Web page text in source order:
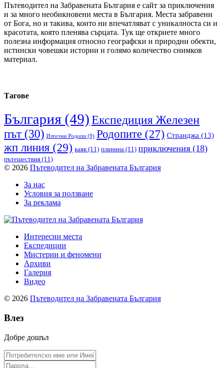
Пътеводител на Забравената България е сайт за приключения
и за много необикновени места в България. Места забравени
от Бога, но и такива, които ни впечатляват с уникалноста си и
красотата, която пленява сърцата. Тук ще откриете много
полезна информация относно географски и природни обекти,
истински човешки истории и голямо количество снимков
материал.
Тагове
България (49)Експедиция Железен
път(30) Източни Родопи (9) Родопите (27) Странджа (13)
жп линия (29) каяк(11) планина (11) приключения (18)
пътешествия (11)
© 2026 Пътеводител на Забравената България
За нас
Условия за ползване
За реклама
Интересни места
Експедиции
Мистерии и феномени
Архиви
Галерия
Видео
© 2026 Пътеводител на Забравената България
Влез
Добре дошъл